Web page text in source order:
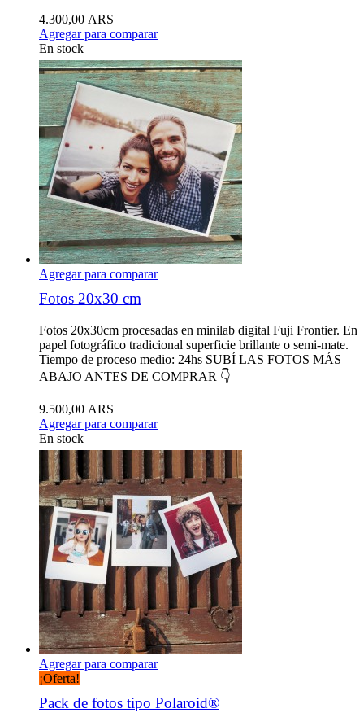
4.300,00 ARS
Agregar para comparar
En stock
Agregar para comparar
Fotos 20x30 cm
Fotos 20x30cm procesadas en minilab digital Fuji Frontier. En
papel fotográfico tradicional superficie brillante o semi-mate.
Tiempo de proceso medio: 24hs SUBÍ LAS FOTOS MÁS
ABAJO ANTES DE COMPRAR 👇
9.500,00 ARS
Agregar para comparar
En stock
Agregar para comparar
¡Oferta!
Pack de fotos tipo Polaroid®